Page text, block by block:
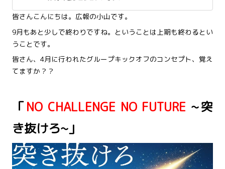
皆さんこんにちは。広報の小山です。
9月もあと少しで終わりですね。ということは上期も終わるとい
うことです。
皆さん、4月に行われたグループキックオフのコンセプト、覚え
てますか？？
「NO CHALLENGE NO FUTURE ~突
き抜けろ~」